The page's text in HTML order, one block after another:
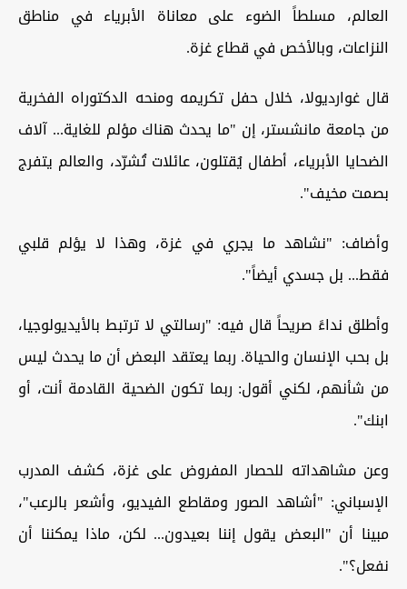
العالم، مسلطاً الضوء على معاناة الأبرياء في مناطق
النزاعات، وبالأخص في قطاع غزة.
قال غوارديولا، خلال حفل تكريمه ومنحه الدكتوراه الفخرية
من جامعة مانشستر، إن "ما يحدث هناك مؤلم للغاية... آلاف
الضحايا الأبرياء، أطفال يُقتلون، عائلات تُشرّد، والعالم يتفرج
بصمت مخيف".
وأضاف: "نشاهد ما يجري في غزة، وهذا لا يؤلم قلبي
فقط... بل جسدي أيضاً".
وأطلق نداءً صريحاً قال فيه: "رسالتي لا ترتبط بالأيديولوجيا،
بل بحب الإنسان والحياة. ربما يعتقد البعض أن ما يحدث ليس
من شأنهم، لكني أقول: ربما تكون الضحية القادمة أنت، أو
ابنك".
وعن مشاهداته للحصار المفروض على غزة، كشف المدرب
الإسباني: "أشاهد الصور ومقاطع الفيديو، وأشعر بالرعب"،
مبينا أن "البعض يقول إننا بعيدون... لكن، ماذا يمكننا أن
نفعل؟".